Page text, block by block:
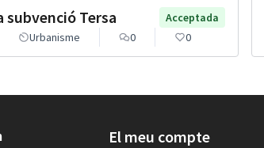
subvenció Tersa
Acceptada
Urbanisme 0 0
El meu compte